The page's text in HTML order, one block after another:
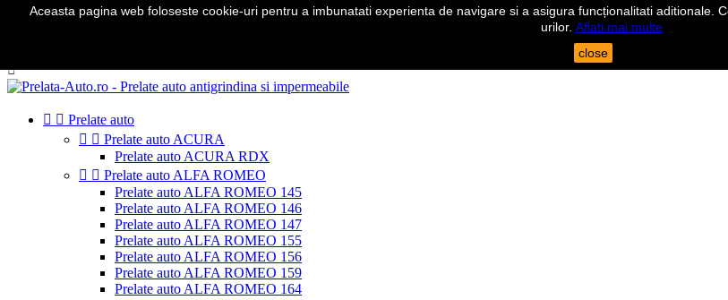
Telefon:0724 571 115

  Prelate auto
  Prelate auto ACURA
Prelate auto ACURA RDX
  Prelate auto ALFA ROMEO
Prelate auto ALFA ROMEO 145
Prelate auto ALFA ROMEO 146
Prelate auto ALFA ROMEO 147
Prelate auto ALFA ROMEO 155
Prelate auto ALFA ROMEO 156
Prelate auto ALFA ROMEO 159
Prelate auto ALFA ROMEO 164
Aceasta pagina web foloseste cookie-uri pentru a imbunatati experienta de navigare si a asigura funcționalitati aditionale.
urilor. Aflati mai multe
close